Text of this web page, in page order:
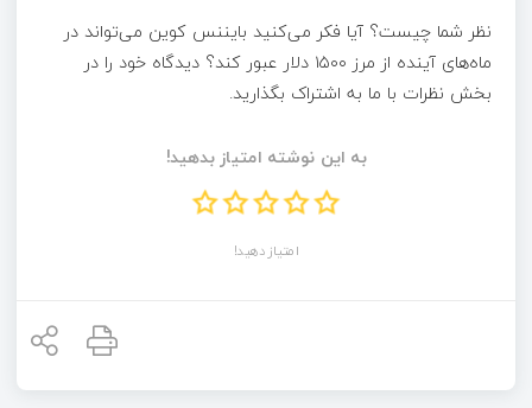
نظر شما چیست؟ آیا فکر می‌کنید بایننس کوین می‌تواند در
ماه‌های آینده از مرز ۱۵۰۰ دلار عبور کند؟ دیدگاه خود را در
بخش نظرات با ما به اشتراک بگذارید.
به این نوشته امتیاز بدهید!
امتیاز دهید!